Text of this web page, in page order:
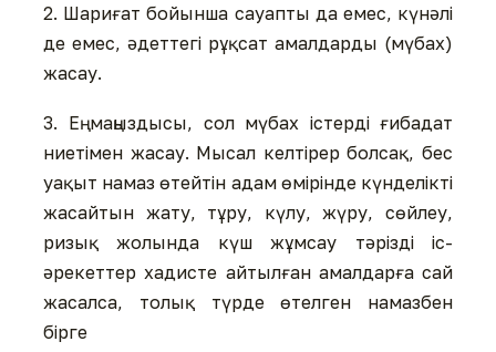
2. Шариғат бойынша сауапты да емес, күнəлі
де емес, əдеттегі рұқсат амалдарды (мүбах)
жасау.
3. Ең маңыздысы, сол мүбах істерді ғибадат
ниетімен жасау. Мысал келтірер болсақ, бес
уақыт намаз өтейтін адам өмірінде күнделікті
жасайтын жату, тұру, күлу, жүру, сөйлеу,
ризық жолында күш жұмсау тəрізді іс-
əрекеттер хадисте айтылған амалдарға сай
жасалса, толық түрде өтелген намазбен
бірге